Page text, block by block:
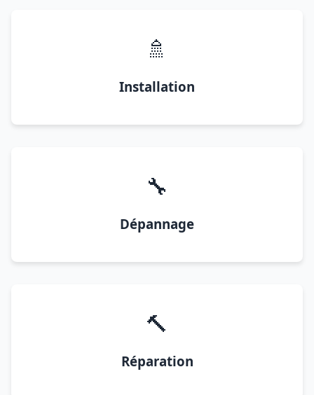
🚿
Installation
🔧
Dépannage
🔨
Réparation